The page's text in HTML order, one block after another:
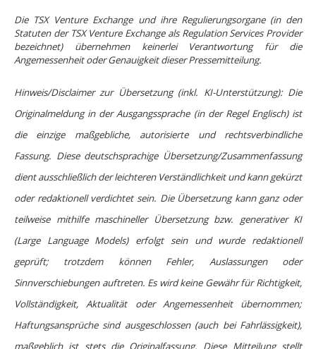
Die TSX Venture Exchange und ihre Regulierungsorgane (in den
Statuten der TSX Venture Exchange als Regulation Services Provider
bezeichnet) übernehmen keinerlei Verantwortung für die
Angemessenheit oder Genauigkeit dieser Pressemitteilung.
Hinweis/Disclaimer zur Übersetzung (inkl. KI-Unterstützung): Die
Originalmeldung in der Ausgangssprache (in der Regel Englisch) ist
die einzige maßgebliche, autorisierte und rechtsverbindliche
Fassung. Diese deutschsprachige Übersetzung/Zusammenfassung
dient ausschließlich der leichteren Verständlichkeit und kann gekürzt
oder redaktionell verdichtet sein. Die Übersetzung kann ganz oder
teilweise mithilfe maschineller Übersetzung bzw. generativer KI
(Large Language Models) erfolgt sein und wurde redaktionell
geprüft; trotzdem können Fehler, Auslassungen oder
Sinnverschiebungen auftreten. Es wird keine Gewähr für Richtigkeit,
Vollständigkeit, Aktualität oder Angemessenheit übernommen;
Haftungsansprüche sind ausgeschlossen (auch bei Fahrlässigkeit),
maßgeblich ist stets die Originalfassung. Diese Mitteilung stellt